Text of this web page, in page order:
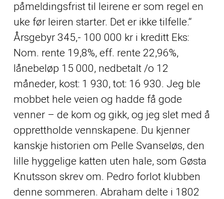
påmeldingsfrist til leirene er som regel en
uke før leiren starter. Det er ikke tilfelle.“
Årsgebyr 345,- 100 000 kr i kreditt Eks:
Nom. rente 19,8%, eff. rente 22,96%,
lånebeløp 15 000, nedbetalt /o 12
måneder, kost: 1 930, tot: 16 930. Jeg ble
mobbet hele veien og hadde få gode
venner – de kom og gikk, og jeg slet med å
opprettholde vennskapene. Du kjenner
kanskje historien om Pelle Svanseløs, den
lille hyggelige katten uten hale, som Gøsta
Knutsson skrev om. Pedro forlot klubben
denne sommeren. Abraham delte i 1802